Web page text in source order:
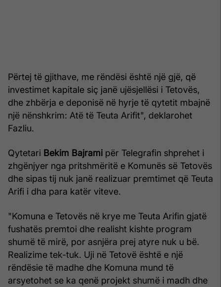
Përtej të gjithave, me rëndësi është një gjë, që
investimet kapitale siç janë ujësjellësi i Tetovës,
dhe zhbërja e deponisë në hyrje të qytetit mbajnë
një nënshkrim: Atë të Teuta Arifit", deklarohet
Fazliu.
Qytetari Bekim Bajrami për Telegrafin shprehet i
zhgënjyer nga pritshmëritë e Komunës së Tetovës
dhe sipas tij nuk janë realizuar premtimet që Teuta
Arifi i dha para katër viteve.
"Komuna e Tetovës në krye me Teuta Arifin gjatë
fushatës premtoi dhe realisht kishte program
shumë të mirë, por asnjëra prej atyre nuk u bë.
Realizime tek-tuk. Uji në Tetovë është e një
rëndësie të madhe dhe Komuna mund të
arsyetohet se ka qenë projekt shumë i madh dhe